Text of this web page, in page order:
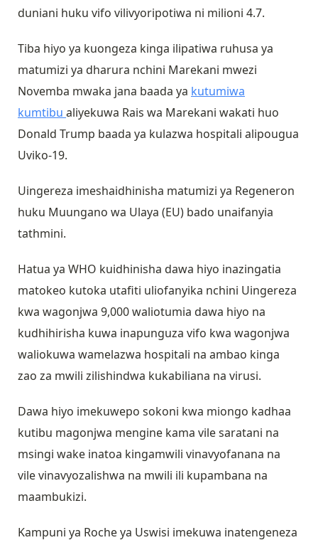
duniani huku vifo vilivyoripotiwa ni milioni 4.7.
Tiba hiyo ya kuongeza kinga ilipatiwa ruhusa ya
matumizi ya dharura nchini Marekani mwezi
Novemba mwaka jana baada ya kutumiwa
kumtibu aliyekuwa Rais wa Marekani wakati huo
Donald Trump baada ya kulazwa hospitali alipougua
Uviko-19.
Uingereza imeshaidhinisha matumizi ya Regeneron
huku Muungano wa Ulaya (EU) bado unaifanyia
tathmini.
Hatua ya WHO kuidhinisha dawa hiyo inazingatia
matokeo kutoka utafiti uliofanyika nchini Uingereza
kwa wagonjwa 9,000 waliotumia dawa hiyo na
kudhihirisha kuwa inapunguza vifo kwa wagonjwa
waliokuwa wamelazwa hospitali na ambao kinga
zao za mwili zilishindwa kukabiliana na virusi.
Dawa hiyo imekuwepo sokoni kwa miongo kadhaa
kutibu magonjwa mengine kama vile saratani na
msingi wake inatoa kingamwili vinavyofanana na
vile vinavyozalishwa na mwili ili kupambana na
maambukizi.
Kampuni ya Roche ya Uswisi imekuwa inatengeneza